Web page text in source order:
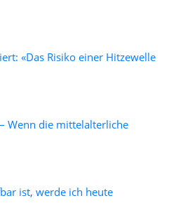
«Das Risiko einer Hitzewelle
Wenn die mittelalterliche
ist, werde ich heute